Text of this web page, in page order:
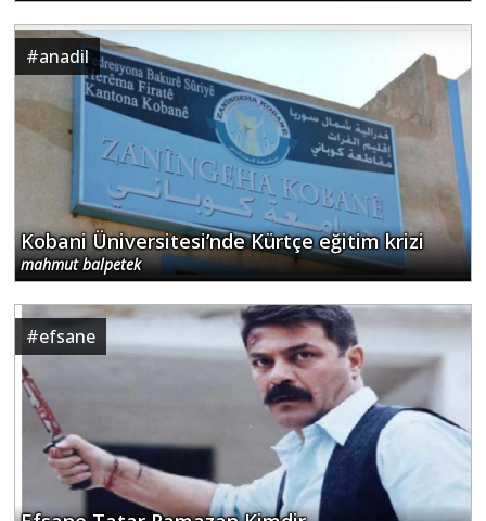
#anadil
Kobani Üniversitesi’nde Kürtçe eğitim krizi
mahmut balpetek
#efsane